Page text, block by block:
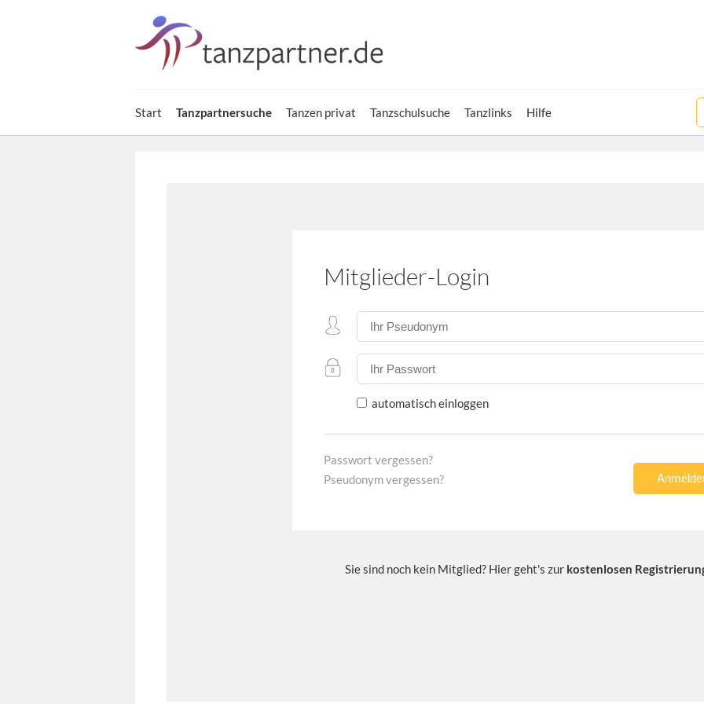
Start Tanzpartnersuche Tanzen privat Tanzschulsuche Tanzlinks Hilfe
Mitglieder-Login
automatisch einloggen
Passwort vergessen?
Pseudonym vergessen?
Sie sind noch kein Mitglied? Hier geht's zur kostenlosen